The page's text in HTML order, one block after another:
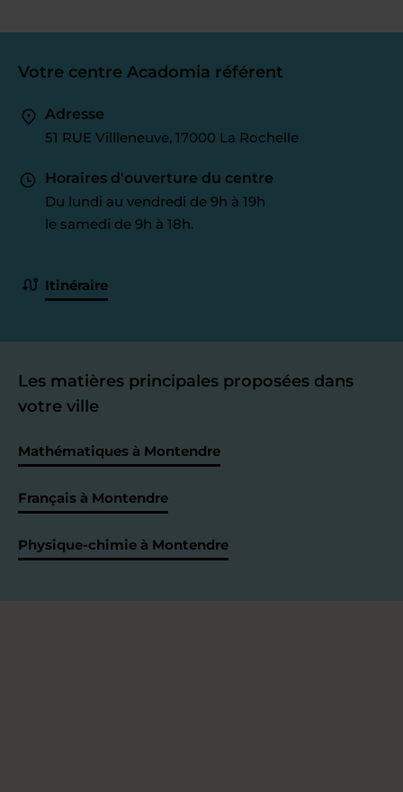
Votre centre Acadomia référent
Adresse
51 RUE Villleneuve, 17000 La Rochelle
Horaires d'ouverture du centre
Du lundi au vendredi de 9h à 19h
le samedi de 9h à 18h.
Itinéraire
Les matières principales proposées dans
votre ville
Mathématiques à Montendre
Français à Montendre
Physique-chimie à Montendre